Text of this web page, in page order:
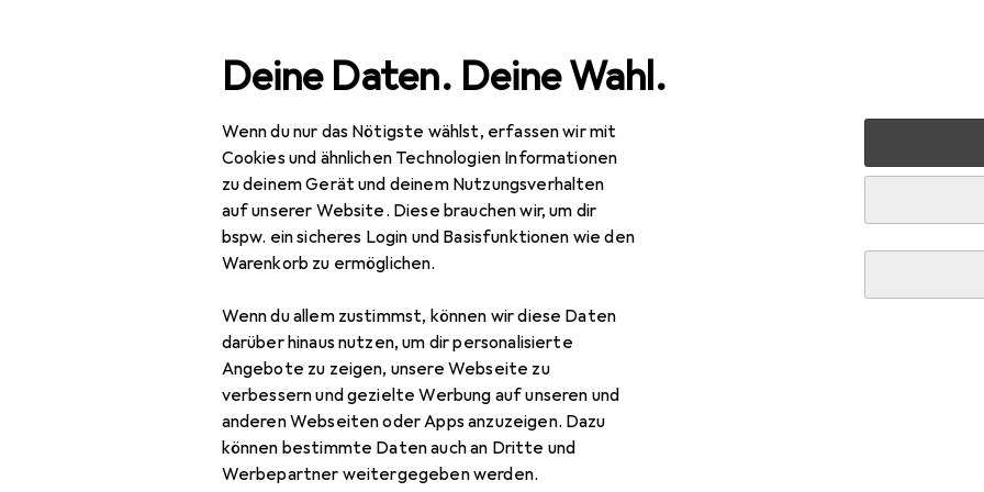
Deine Daten. Deine Wahl.
Wenn du nur das Nötigste wählst, erfassen wir mit
Cookies und ähnlichen Technologien Informationen
zu deinem Gerät und deinem Nutzungsverhalten
auf unserer Website. Diese brauchen wir, um dir
bspw. ein sicheres Login und Basisfunktionen wie den
Warenkorb zu ermöglichen.
Wenn du allem zustimmst, können wir diese Daten
darüber hinaus nutzen, um dir personalisierte
Angebote zu zeigen, unsere Webseite zu
verbessern und gezielte Werbung auf unseren und
anderen Webseiten oder Apps anzuzeigen. Dazu
können bestimmte Daten auch an Dritte und
Werbepartner weitergegeben werden.
Navigation nach Kategorien Gesamtsortiment Baumarkt + Garten